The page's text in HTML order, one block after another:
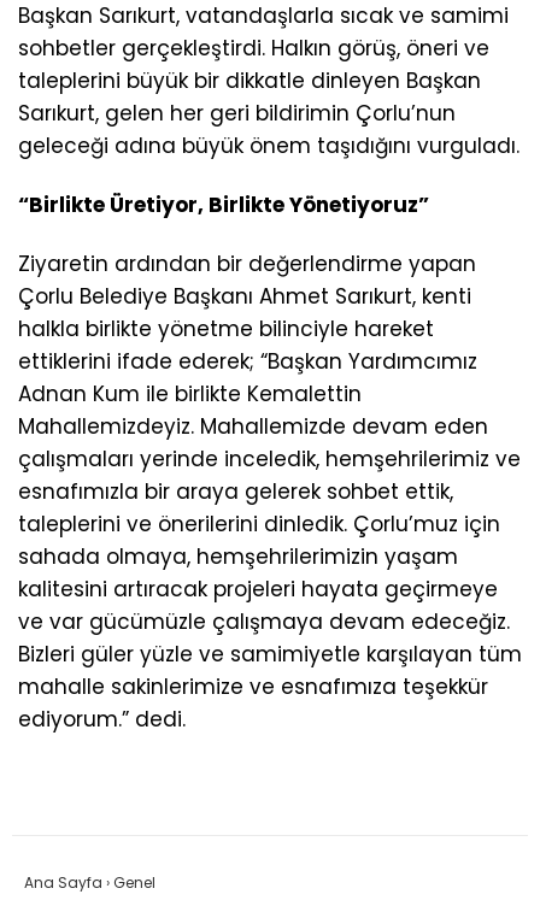
Başkan Sarıkurt, vatandaşlarla sıcak ve samimi
sohbetler gerçekleştirdi. Halkın görüş, öneri ve
taleplerini büyük bir dikkatle dinleyen Başkan
Sarıkurt, gelen her geri bildirimin Çorlu’nun
geleceği adına büyük önem taşıdığını vurguladı.
“Birlikte Üretiyor, Birlikte Yönetiyoruz”
Ziyaretin ardından bir değerlendirme yapan
Çorlu Belediye Başkanı Ahmet Sarıkurt, kenti
halkla birlikte yönetme bilinciyle hareket
ettiklerini ifade ederek; “Başkan Yardımcımız
Adnan Kum ile birlikte Kemalettin
Mahallemizdeyiz. Mahallemizde devam eden
çalışmaları yerinde inceledik, hemşehrilerimiz ve
esnafımızla bir araya gelerek sohbet ettik,
taleplerini ve önerilerini dinledik. Çorlu’muz için
sahada olmaya, hemşehrilerimizin yaşam
kalitesini artıracak projeleri hayata geçirmeye
ve var gücümüzle çalışmaya devam edeceğiz.
Bizleri güler yüzle ve samimiyetle karşılayan tüm
mahalle sakinlerimize ve esnafımıza teşekkür
ediyorum.” dedi.
Ana Sayfa ›Genel